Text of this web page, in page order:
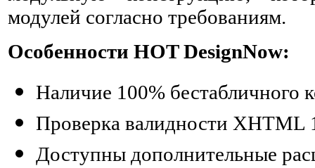
модулей согласно требованиям.
Особенности HOT DesignNow:
Наличие 100% бестабличного
Проверка валидности XHTML
Доступны дополнительные